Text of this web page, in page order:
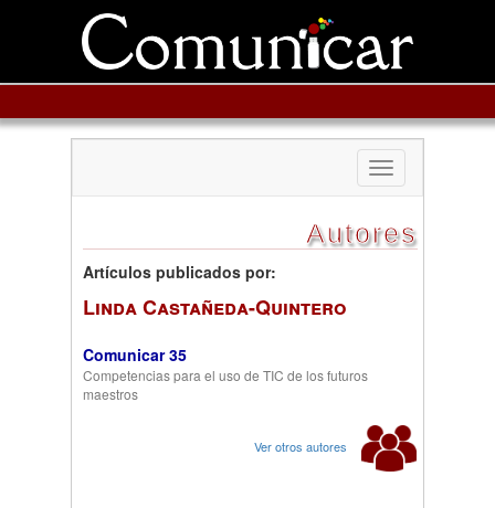
Toggle
navigation
Autores
Artículos publicados por:
Linda Castañeda-Quintero
Comunicar 35
Competencias para el uso de TIC de los futuros
maestros
Ver otros autores